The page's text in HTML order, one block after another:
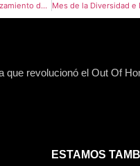
Descubre el nuevo lanzamiento de Dolce & Gabbana con un espectacular arte 3D en vía pública
que revolucionó el Out Of
ESTAMOS